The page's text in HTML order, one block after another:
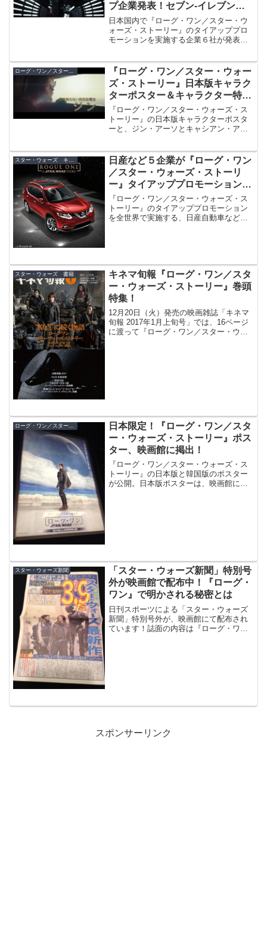
プ企業発表！セブン‐イレブンな
ど６社が展開
日本国内で『ローグ・ワン／スター・ウ
ォーズ・ストーリー』のタイアッププロ
モーションを実施する企業６社が発表！
ブン、ソフトバンク、損害保険ジャパン
日本興亜の各社をご紹介します。
『ローグ・ワン／スター・ウォー
ズ・ストーリー』日本版キャラク
ターポスター＆キャラクター特別
映像公開！
『ローグ・ワン／スター・ウォーズ・ス
トーリー』の日本版キャラクターポスタ
ーと、ジン・アーソとキャシアン・アン
日産など５企業が『ローグ・ワン
／スター・ウォーズ・ストーリ
ー』タイアッププロモーションを
全世界で実施！
『ローグ・ワン／スター・ウォーズ・ス
トーリー』のタイアッププロモーション
を全世界で実施する、日産自動車などを
スター・ウォーズ 書籍
キネマ旬報『ローグ・ワン／スタ
ー・ウォーズ・ストーリー』巻頭
特集！
12月20日（火）発売の映画雑誌「キネマ
旬報 2017年1月上旬号」では、16ページ
に渡って『ローグ・ワン／スター・ウォ
日本限定！『ローグ・ワン／スタ
ー・ウォーズ・ストーリー』ポス
ター、映画館に掲出！
『ローグ・ワン／スター・ウォーズ・ス
トーリー』の日本版と韓国版のポスター
が公開。日本版ポスターは、映画館にも
スター・ウォーズ新聞
「スター・ウォーズ新聞」特別号
外が映画館で配布中！『ローグ・
ワン』で明かされる秘密とは
日刊スポーツによる「スター・ウォーズ
新聞」特別号外が、映画館にて配布され
ています！誌面の内容は『ローグ・ワン
スポンサーリンク